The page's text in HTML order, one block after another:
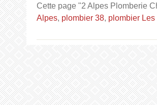
Cette page "2 Alpes Plomberie
Alpes, plombier 38, plombier